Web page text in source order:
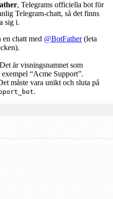
, Telegrams officiella bot för
Telegram-chatt, så det finns
sig i.
en chatt med @BotFather(leta
är visningsnamnet som
“Acme Support”.
måste vara unikt och sluta på
.